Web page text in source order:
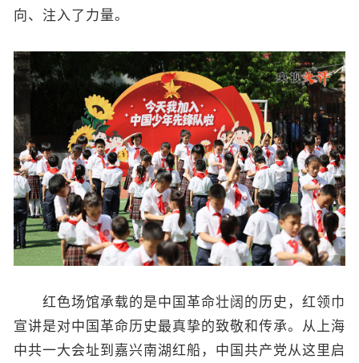
向、注入了力量。
红色场馆承载的是中国革命壮阔的历史，红领巾
宣讲是对中国革命历史最真挚的致敬和传承。从上海
中共一大会址到嘉兴南湖红船，中国共产党从这里启